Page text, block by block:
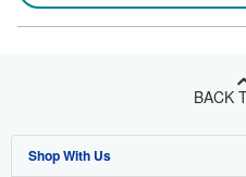
BACK
Shop With Us